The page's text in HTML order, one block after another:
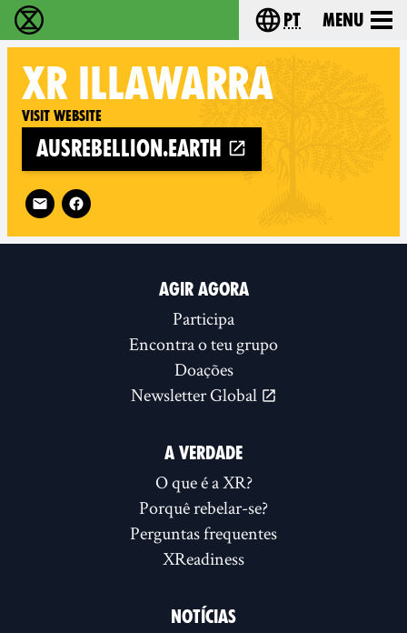
Extinction Rebellion - Home Choose your
pt Menu
XR ILLAWARRA
Visit website
ausrebellion.earth
Follow XR Illawarra on
AGIR AGORA
Participa
Encontra o teu grupo
Doações
Newsletter Global
A VERDADE
O que é a XR?
Porquê rebelar-se?
Perguntas frequentes
XReadiness
NOTÍCIAS